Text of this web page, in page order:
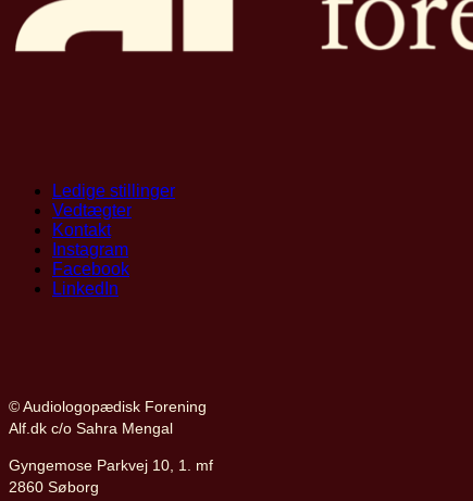
Ledige stillinger
Vedtægter
Kontakt
Instagram
Facebook
LinkedIn
© Audiologopædisk Forening
Alf.dk c/o Sahra Mengal
Gyngemose Parkvej 10, 1. mf
2860 Søborg